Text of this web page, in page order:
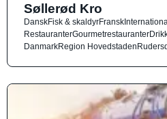
Søllerød Kro
DanskFisk & skaldyrFransk
RestauranterGourmetrestauranter
DanmarkRegion Hovedstaden